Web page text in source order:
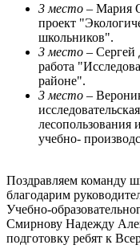
3 место – Мария
проект
школьников".
3 место – Сергей
работа
районе".
3 место –
лесопользования
учебно-
Поздравляем команду
благодарим
Учебно-
Смирнову Надежду
подготовку ребят к